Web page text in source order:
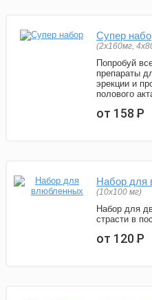
Супер
(2х160мг,
Попробуй
препараты
эрекции и
полового
от 158Р
Набор для
(10х100 мг)
Набор для
страсти в
от 120Р